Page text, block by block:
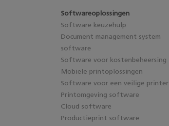
Softwareoplossingen
Software keuzehulp
Document management system
software
Software voor kostenbeheersing
Mobiele printoplossingen
Software voor een veilige printer
Printomgeving software
Cloud software
Productieprint software